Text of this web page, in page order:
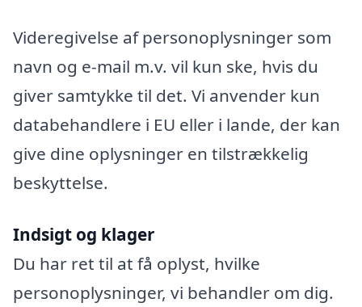
Videregivelse af personoplysninger som
navn og e-mail m.v. vil kun ske, hvis du
giver samtykke til det. Vi anvender kun
databehandlere i EU eller i lande, der kan
give dine oplysninger en tilstrækkelig
beskyttelse.
Indsigt og klager
Du har ret til at få oplyst, hvilke
personoplysninger, vi behandler om dig.